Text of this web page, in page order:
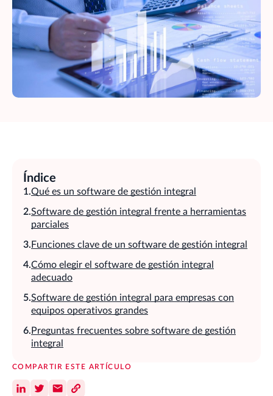
Índice
Qué es un software de gestión integral
Software de gestión integral frente a herramientas
parciales
Funciones clave de un software de gestión integral
Cómo elegir el software de gestión integral
adecuado
Software de gestión integral para empresas con
equipos operativos grandes
Preguntas frecuentes sobre software de gestión
integral
COMPARTIR ESTE ARTÍCULO